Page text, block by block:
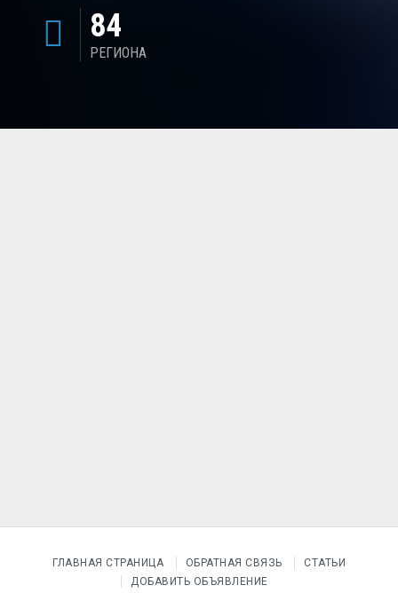
84
РЕГИОНА
ГЛАВНАЯ СТРАНИЦА ОБРАТНАЯ СВЯЗЬ
СТАТЬИ
ДОБАВИТЬ ОБЪЯВЛЕНИЕ